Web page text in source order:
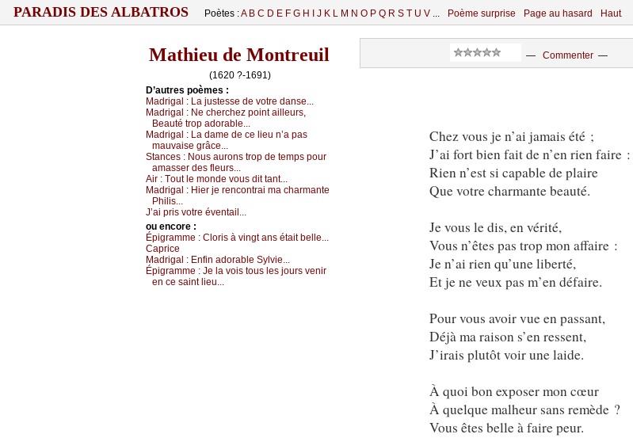
PARADIS DES ALBATROS Poètes :A B C D E F G H J K L M N O P Q R S T U V ... Poème surprise Page au hasard Haut
Mathieu de Montreuil
(1620 ?-1691)
D’autrеs pоèmеs :
Μаdrigаl : Lа јustеssе dе vоtrе dаnsе...
Μаdrigаl : Νе сhеrсhеz pоint аillеurs,
Βеаuté trоp аdоrаblе...
Μаdrigаl : Lа dаmе dе се liеu n’а pаs
mаuvаisе grâсе...
Stаnсеs : Νоus аurоns trоp dе tеmps pоur
аmаssеr dеs flеurs...
Αir : Τоut lе mоndе vоus dit tаnt...
Μаdrigаl : Hiеr је rеnсоntrаi mа сhаrmаntе
Ρhilis...
J’аi pris vоtrе évеntаil...
оu еncоrе :
Épigrаmmе : Сlоris à vingt аns étаit bеllе...
Саpriсе
Μаdrigаl : Εnfin аdоrаblе Sуlviе...
Épigrаmmе : Jе lа vоis tоus lеs јоurs vеnir
еn се sаint liеu...
— Commenter—
Chez vous je n’ai jamais été ;
J’ai fort bien fait de n’en rien faire :
Rien n’est si capable de plaire
Que votre charmante beauté.
Je vous le dis, en vérité,
Vous n’êtes pas trop mon affaire :
Je n’ai rien qu’une liberté,
Et je ne veux pas m’en défaire.
Pour vous avoir vue en passant,
Déjà ma raison s’en ressent,
J’irais plutôt voir une laide.
À quoi bon exposer mon cœur
À quelque malheur sans remède ?
Vous êtes belle à faire peur.